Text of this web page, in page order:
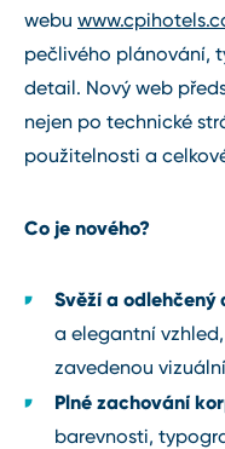
webu
pečlivého plánování,
detail. Nový web
nejen po technické
použitelnosti a
Co je nového?
Svěží a odlehčený
a elegantní
zavedenou
Plné zachování
barevnosti,